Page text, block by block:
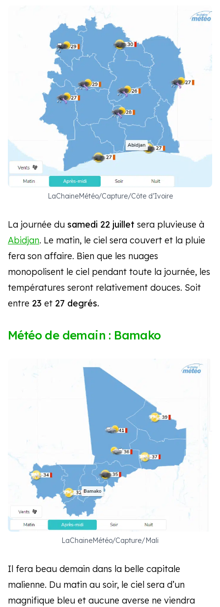
LaChaineMétéo/Capture/Côte d’Ivoire
La journée du samedi 22 juillet sera pluvieuse à
Abidjan. Le matin, le ciel sera couvert et la pluie
fera son affaire. Bien que les nuages
monopolisent le ciel pendant toute la journée, les
températures seront relativement douces. Soit
entre 23 et 27 degrés.
Météo de demain : Bamako
LaChaineMétéo/Capture/Mali
Il fera beau demain dans la belle capitale
malienne. Du matin au soir, le ciel sera d’un
magnifique bleu et aucune averse ne viendra